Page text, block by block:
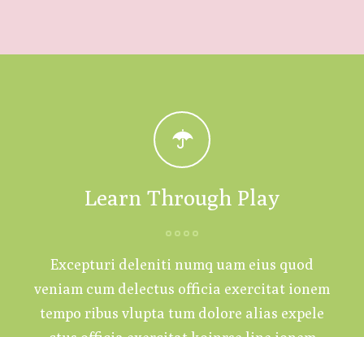
Learn Through Play
Excepturi deleniti numq uam eius quod
veniam cum delectus officia exercitat ionem
tempo ribus vlupta tum dolore alias expele